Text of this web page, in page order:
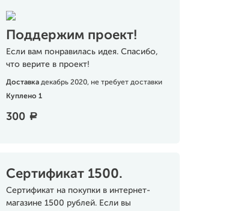
Поддержим проект!
Если вам понравилась идея. Спасибо,
что верите в проект!
Доставка декабрь 2020, не требует доставки
Куплено 1
300 a
Сертификат 1500.
Сертификат на покупки в интернет-
магазине 1500 рублей. Если вы